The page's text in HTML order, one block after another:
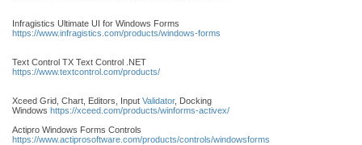
Infragistics Ultimate UI for Windows Forms
https://www.infragistics.com/products/windows-forms
Text Control TX Text Control .NET
https://www.textcontrol.com/products/
Xceed Grid, Chart, Editors, Input Validator, Docking
Windows https://xceed.com/products/winforms-activex/
Actipro Windows Forms Controls
https://www.actiprosoftware.com/products/controls/windowsforms